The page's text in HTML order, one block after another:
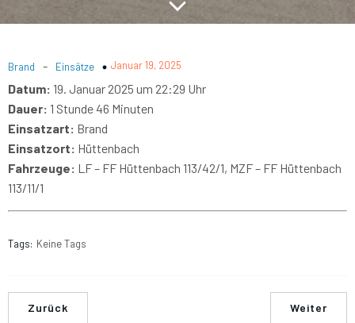
Brand - Einsätze Januar 19, 2025
Datum: 19. Januar 2025 um 22:29 Uhr
Dauer: 1 Stunde 46 Minuten
Einsatzart: Brand
Einsatzort: Hüttenbach
Fahrzeuge: LF – FF Hüttenbach 113/42/1, MZF – FF Hüttenbach
113/11/1
Tags: Keine Tags
Zurück Weiter